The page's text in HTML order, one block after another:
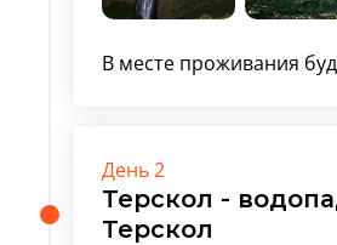
В месте проживания
День 2
Терскол -
Терскол